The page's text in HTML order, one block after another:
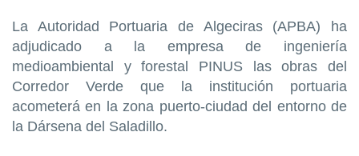
La Autoridad Portuaria de Algeciras (APBA) ha
adjudicado a la empresa de ingeniería
medioambiental y forestal PINUS las obras del
Corredor Verde que la institución portuaria
acometerá en la zona puerto-ciudad del entorno de
la Dársena del Saladillo.